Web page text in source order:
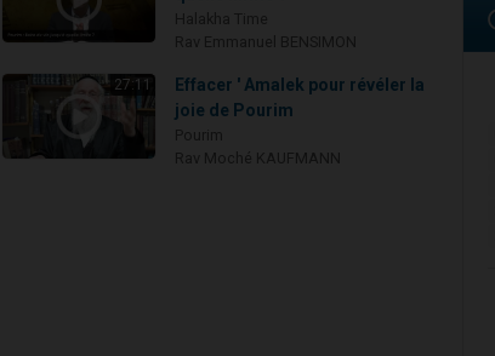
27:11
Effacer ' Amalek pour révéler la
joie de Pourim